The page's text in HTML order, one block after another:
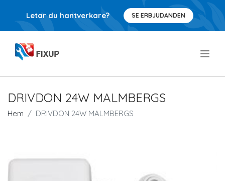
Letar du hantverkare? SE ERBJUDANDEN
DRIVDON 24W MALMBERGS
Hem DRIVDON 24W MALMBERGS